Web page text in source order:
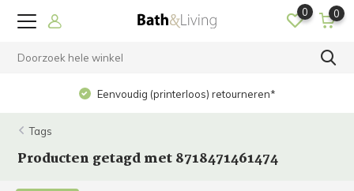
0 0
Eenvoudig (printerloos) retourneren*
Tags
Producten getagd met 8718471461474